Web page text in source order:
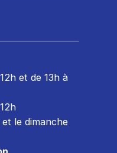
et de 13h à
le dimanche